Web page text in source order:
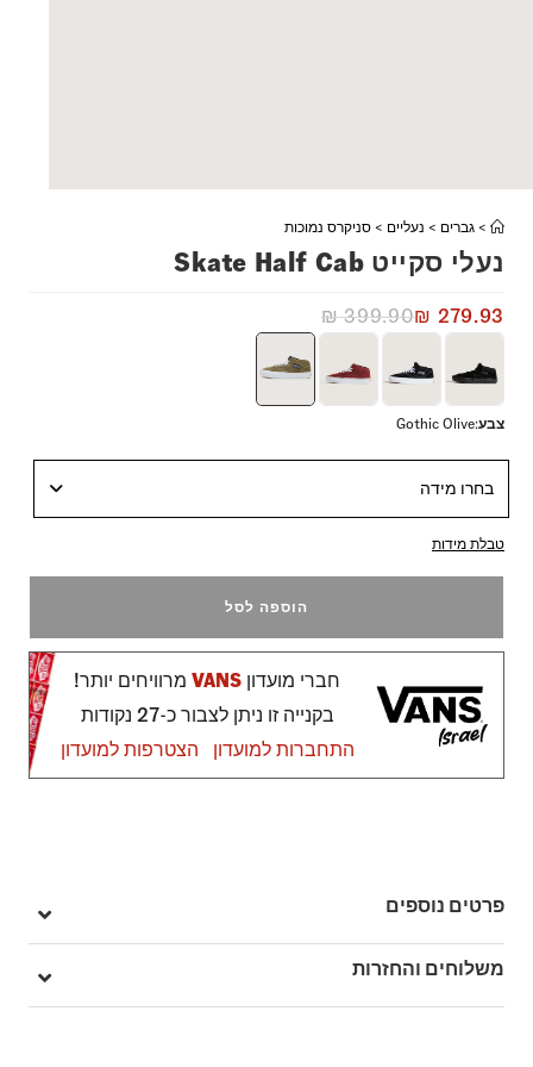
> גברים > נעליים > סניקרס נמוכות
נעלי סקייט Skate Half Cab
₪399.90₪ 279.93
צבע:
Gothic Olive
בחרו מידה
טבלת מידות
הוספה לסל
חברי מועדון VANSמרוויחים יותר!
בקנייה זו ניתן לצבור כ-27 נקודות
התחברות למועדון
הצטרפות למועדון
פרטים נוספים
מק"ט: VA5FCDCUQ
משלוחים והחזרות